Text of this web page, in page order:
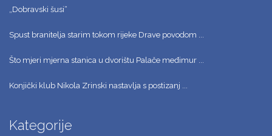
„Dobravski šusi“
Spust branitelja starim tokom rijeke Drave povodom ...
Što mjeri mjerna stanica u dvorištu Palače međimur ...
Konjički klub Nikola Zrinski nastavlja s postizanj ...
Kategorije